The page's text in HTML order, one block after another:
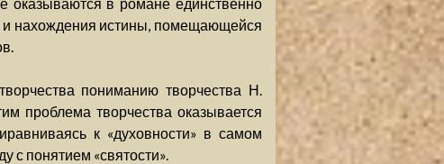
нахождения истины, помещающейся
пониманию творчества Н.
проблема творчества оказывается
к «духовности» в самом
с понятием «святости».